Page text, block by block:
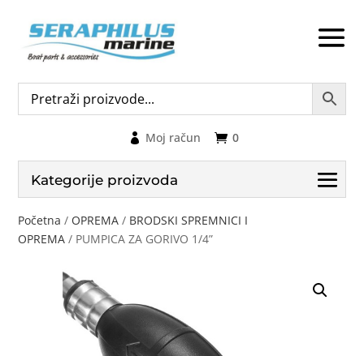
0
Moj račun
Kategorije proizvoda
Početna / OPREMA / BRODSKI SPREMNICI I
OPREMA / PUMPICA ZA GORIVO 1/4”